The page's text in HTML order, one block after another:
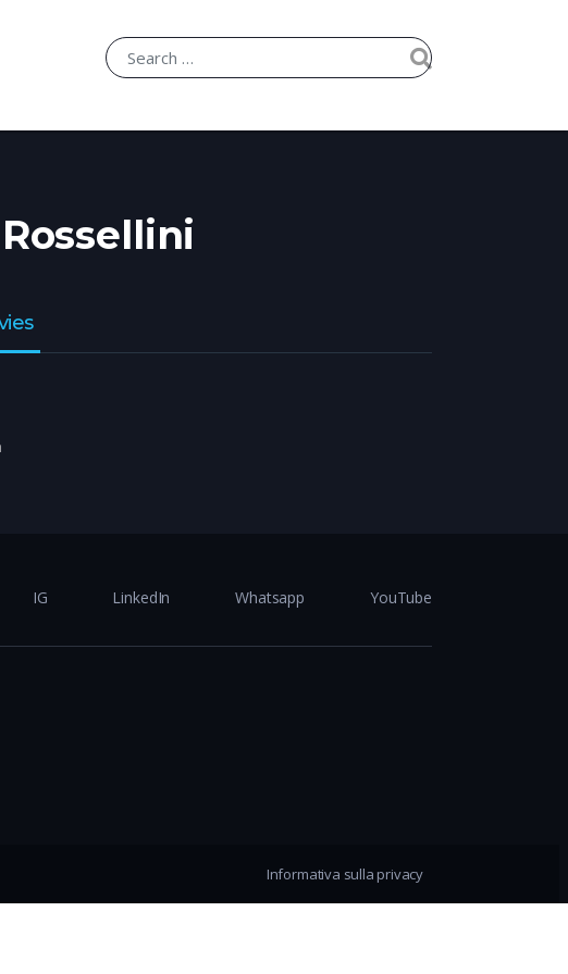
IG LinkedIn Whatsapp YouTube
Informativa sulla privacy